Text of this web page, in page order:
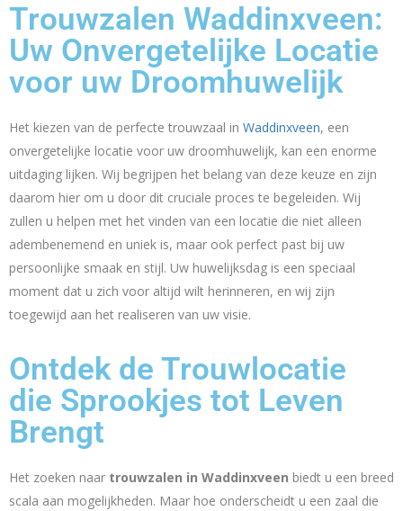
Trouwzalen Waddinxveen:
Uw Onvergetelijke Locatie
voor uw Droomhuwelijk
Het kiezen van de perfecte trouwzaal in Waddinxveen, een
onvergetelijke locatie voor uw droomhuwelijk, kan een enorme
uitdaging lijken. Wij begrijpen het belang van deze keuze en zijn
daarom hier om u door dit cruciale proces te begeleiden. Wij
zullen u helpen met het vinden van een locatie die niet alleen
adembenemend en uniek is, maar ook perfect past bij uw
persoonlijke smaak en stijl. Uw huwelijksdag is een speciaal
moment dat u zich voor altijd wilt herinneren, en wij zijn
toegewijd aan het realiseren van uw visie.
Ontdek de Trouwlocatie
die Sprookjes tot Leven
Brengt
Het zoeken naar trouwzalen in Waddinxveen biedt u een breed
scala aan mogelijkheden. Maar hoe onderscheidt u een zaal die